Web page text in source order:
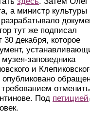
а министр культуры
тут же подписал
декабря, которое
заповедника
и
опубликовано
отменить
Под петицией